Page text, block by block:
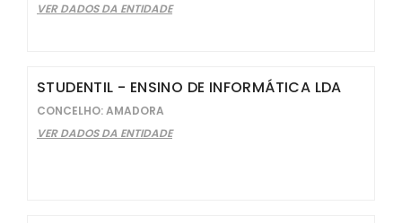
VER DADOS DA ENTIDADE
STUDENTIL - ENSINO DE INFORMÁTICA LDA
CONCELHO: AMADORA
VER DADOS DA ENTIDADE